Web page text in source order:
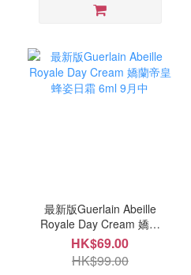
最新版Guerlain Abeille
Royale Day Cream 嬌蘭
HK$69.00
HK$99.00